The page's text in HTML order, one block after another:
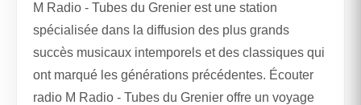
M Radio - Tubes du Grenier est une station
spécialisée dans la diffusion des plus grands
succès musicaux intemporels et des classiques qui
ont marqué les générations précédentes. Écouter
radio M Radio - Tubes du Grenier offre un voyage